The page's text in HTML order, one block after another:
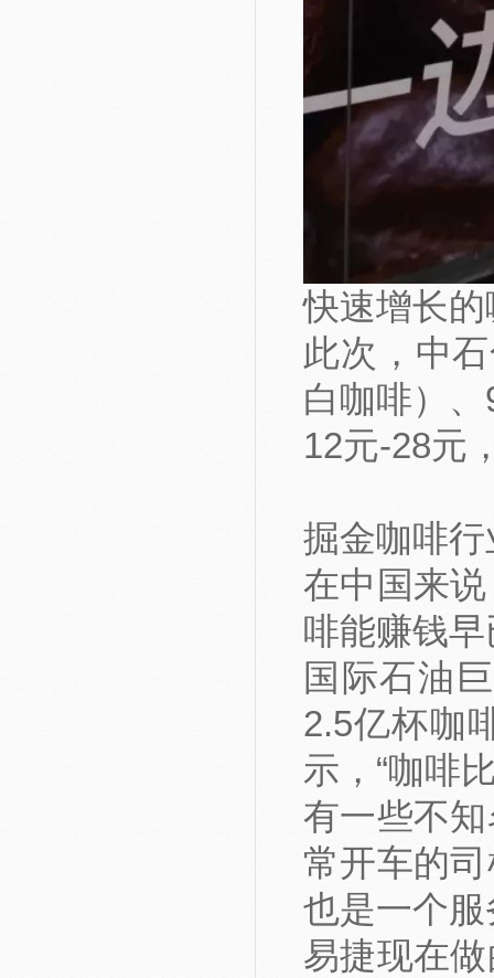
快速增长
此次，中
白咖啡）
12元-28元
掘金咖啡
在中国来
啡能赚钱
国际石油
2.5亿杯咖
示，“咖啡
有一些不
常开车的
也是一个
易捷现在